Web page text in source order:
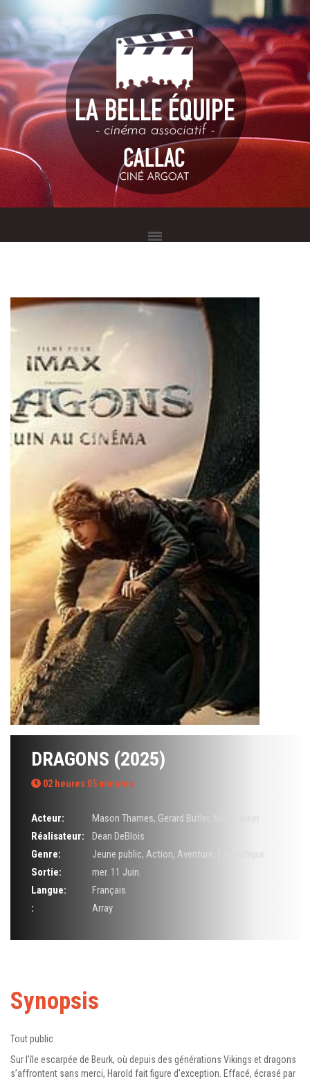
DRAGONS (2025)
02 heures 05 minutes
Acteur: Mason Thames, Gerard Butler
Réalisateur:
Dean DeBlois
Genre:
Jeune public, Action, Aventure
Sortie:
mer. 11 Juin.
Langue:
Français
:
Array
Synopsis
Tout public
Sur l’île escarpée de Beurk, où depuis des générations Vikings et dragons
s’affrontent sans merci, Harold fait figure d’exception. Effacé, écrasé par